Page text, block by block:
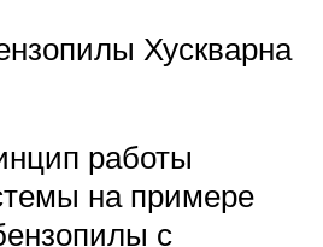
Хускварна
работы
на примере
с